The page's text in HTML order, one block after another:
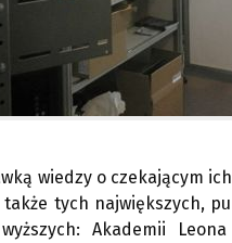
wiedzy o czekającym
tych największych,
Akademii